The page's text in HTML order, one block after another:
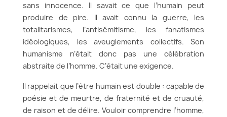
sans innocence. Il savait ce que l’humain peut
produire de pire. Il avait connu la guerre, les
totalitarismes, l’antisémitisme, les fanatismes
idéologiques, les aveuglements collectifs. Son
humanisme n’était donc pas une célébration
abstraite de l’homme. C’était une exigence.
Il rappelait que l’être humain est double : capable de
poésie et de meurtre, de fraternité et de cruauté,
de raison et de délire. Vouloir comprendre l’homme,